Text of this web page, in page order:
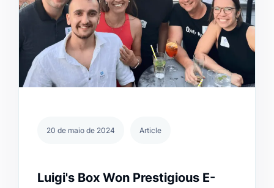
20 de maio de 2024 Article
Luigi's Box Won Prestigious E-